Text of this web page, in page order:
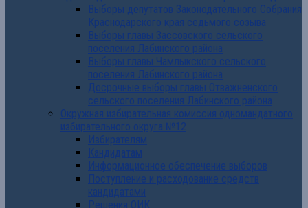
Выборы депутатов Законодательного Собрания
Краснодарского края седьмого созыва
Выборы главы Зассовского сельского
поселения Лабинского района
Выборы главы Чамлыкского сельского
поселения Лабинского района
Досрочные выборы главы Отважненского
сельского поселения Лабинского района
Окружная избирательная комиссия одномандатного
избирательного округа №12
Избирателям
Кандидатам
Информационное обеспечение выборов
Поступление и расходование средств
кандидатами
Решения ОИК